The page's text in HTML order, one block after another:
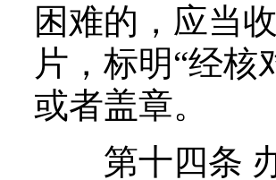
困难的，应当
片，标明“经
或者盖章。
第十四条 办